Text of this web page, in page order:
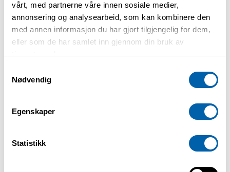
vårt, med partnerne våre innen sosiale medier,
annonsering og analysearbeid, som kan kombinere den
med annen informasjon du har gjort tilgjengelig for dem,
eller som de har samlet inn gjennom din bruk av
tjenestene deres.
Nødvendig
Egenskaper
Statistikk
Her finner du enkle videoer med
treningsekspert Yngvar Andersen, med
forslag til korte hverdagstreninger for deg
stua med det du har tilgjengelig av utstyr.
God trening!